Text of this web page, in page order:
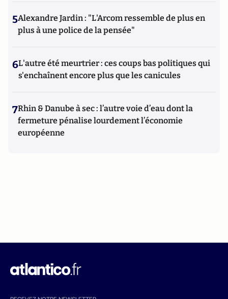
5Alexandre Jardin : "L'Arcom ressemble de plus en
plus à une police de la pensée"
6L'autre été meurtrier : ces coups bas politiques qui
s'enchaînent encore plus que les canicules
7Rhin & Danube à sec : l’autre voie d’eau dont la
fermeture pénalise lourdement l’économie
européenne